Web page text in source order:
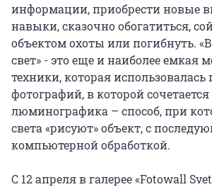
информации, приобрести новые
навыки, сказочно обогатиться,
объектом охоты или погибнуть.
свет» - это еще и наиболее емкая
техники, которая
фотографий, в которой сочетается
люминографика – способ, при
света «рисуют» объект, с
компьютерной обработкой.
С 12 апреля в галерее «Fotowall